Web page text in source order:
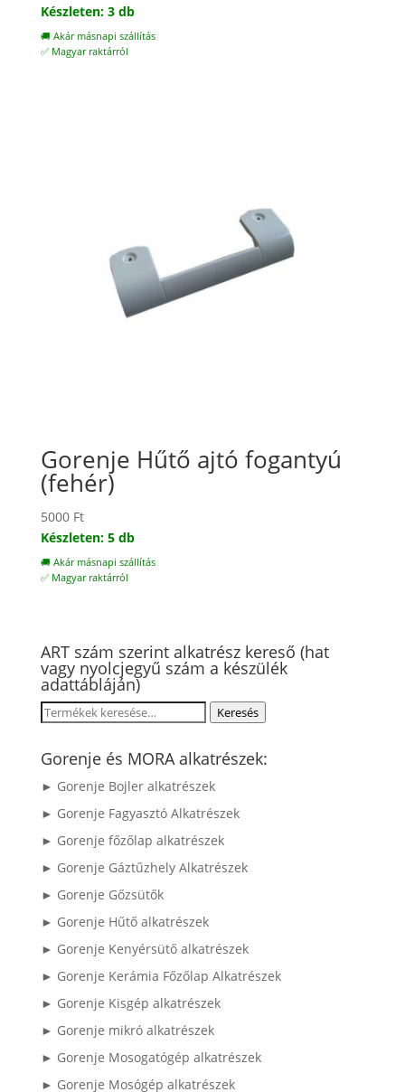
Készleten: 3 db
🚚 Akár másnapi szállítás
✅ Magyar raktárról
Gorenje Hűtő ajtó fogantyú
(fehér)
5000 Ft
Készleten: 5 db
🚚 Akár másnapi szállítás
✅ Magyar raktárról
ART szám szerint alkatrész kereső (hat
vagy nyolcjegyű szám a készülék
adattábláján)
Keresés
következőre:
Keresés
Gorenje és MORA alkatrészek:
► Gorenje Bojler alkatrészek
► Gorenje Fagyasztó Alkatrészek
► Gorenje főzőlap alkatrészek
► Gorenje Gáztűzhely Alkatrészek
► Gorenje Gőzsütők
► Gorenje Hűtő alkatrészek
► Gorenje Kenyérsütő alkatrészek
► Gorenje Kerámia Főzőlap Alkatrészek
► Gorenje Kisgép alkatrészek
► Gorenje mikró alkatrészek
► Gorenje Mosogatógép alkatrészek
► Gorenje Mosógép alkatrészek